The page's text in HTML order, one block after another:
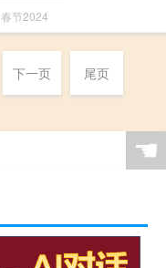
春节2024
下一页 尾页
☚